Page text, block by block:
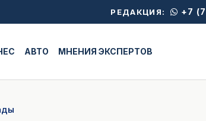
РЕДАКЦИЯ: +7
АВТО МНЕНИЯ ЭКСПЕРТОВ